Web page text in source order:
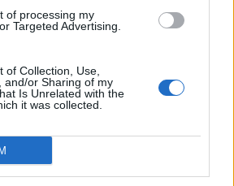
of processing my
Targeted Advertising.
of Collection, Use,
and/or Sharing of my
Is Unrelated with the
it was collected.
Ha una diversa visione della
a Comte: Comte vede una
e in progresso verso il
vede statica.
per il linguaggio è
romanzo di molti proverbi
dalla tradizione popolare,